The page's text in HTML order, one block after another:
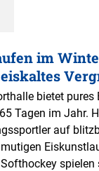
im
bietet pures
Tagen im Jahr.
auf
spielen